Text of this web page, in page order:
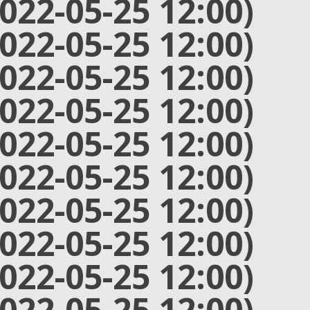
05-25 12:00)
05-25 12:00)
05-25 12:00)
05-25 12:00)
05-25 12:00)
05-25 12:00)
05-25 12:00)
05-25 12:00)
05-25 12:00)